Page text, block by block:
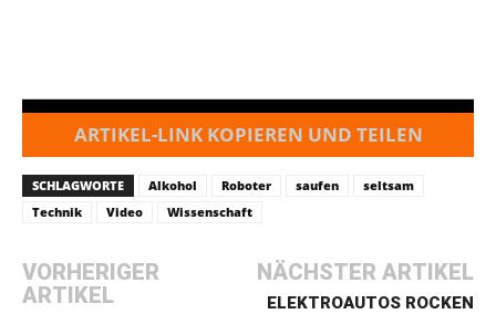
ARTIKEL-LINK KOPIEREN UND TEILEN
SCHLAGWORTE Alkohol Roboter saufen
seltsam
Technik
Video Wissenschaft
VORHERIGER
ARTIKEL
NÄCHSTER ARTIKEL
ELEKTROAUTOS ROCKEN